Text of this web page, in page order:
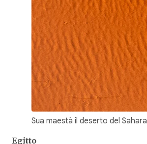
Sua maestà il deserto del Sahara
Egitto